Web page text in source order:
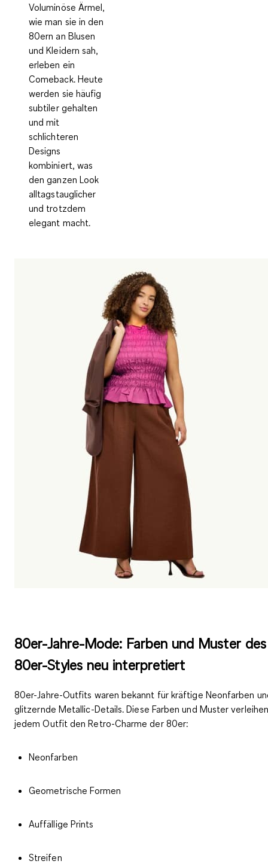
Voluminöse Ärmel,
wie man sie in den
80ern an Blusen
und Kleidern sah,
erleben ein
Comeback. Heute
werden sie häufig
subtiler gehalten
und mit
schlichteren
Designs
kombiniert, was
den ganzen Look
alltagstauglicher
und trotzdem
elegant macht.
80er-Jahre-Mode: Farben und Muster des
80er-Styles neu interpretiert
80er-Jahre-Outfits waren bekannt für kräftige Neonfarben
glitzernde Metallic-Details. Diese Farben und Muster verleihen
jedem Outfit den Retro-Charme der 80er:
Neonfarben
Geometrische Formen
Auffällige Prints
Streifen